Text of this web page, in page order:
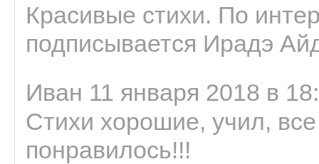
Красивые стихи. По
подписывается Ирадэ
Иван 11 января 2018 в
Стихи хорошие, учил,
понравилось!!!